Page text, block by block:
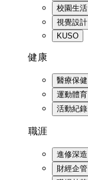
校園生活
視覺設計
KUSO
健康
醫療保健
運動體育
活動紀錄
職涯
進修深造
財經企管